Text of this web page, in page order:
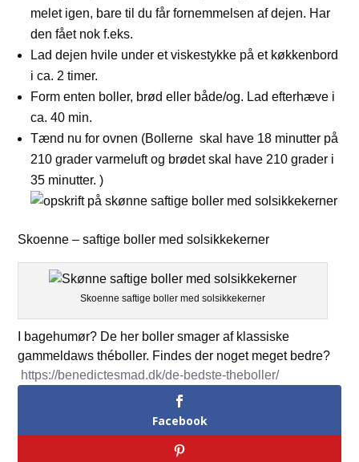
melet igen, bare til du får fornemmelsen af dejen. Har
den fået nok f.eks.
Lad dejen hvile under et viskestykke på et køkkenbord
i ca. 2 timer.
Form enten boller, brød eller både/og. Lad efterhæve i
ca. 40 min.
Tænd nu for ovnen (Bollerne skal have 18 minutter på
210 grader varmeluft og brødet skal have 210 grader i
35 minutter. )
Skoenne – saftige boller med solsikkekerner
Skoenne saftige boller med solsikkekerner
I bagehumør? De her boller smager af klassiske
gammeldaws théboller. Findes der noget meget bedre?
https://benedictesmad.dk/de-bedste-theboller/
Facebook